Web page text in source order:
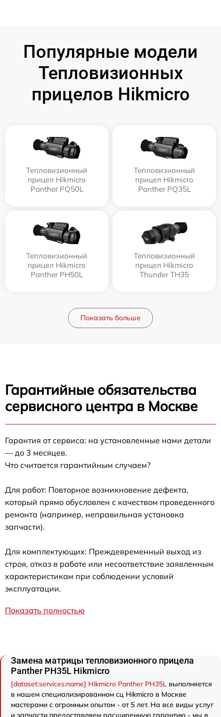
Популярные модели
Тепловизионных
прицелов Hikmicro
Тепловизионный
прицел Hikmicro
Panther PQ50L
Тепловизионный
прицел Hikmicro
Panther PQ35L
Тепловизионный
прицел Hikmicro
Panther PH50L
Тепловизионный
прицел Hikmicro
Thunder TH35
Показать больше
Гарантийные обязательства
сервисного центра в Москве
Гарантия от сервиса: на установленные нами детали
— до 3 месяцев.
Что считается гарантийным случаем?
Для работ: Повторное возникновение дефекта,
который прямо обусловлен с качеством проведенного
ремонта (например, неправильная установка
запчасти).
Для комплектующих: Преждевременный выход из
строя, отказ в работе или несоответствие заявленным
характеристикам при соблюдении условий
эксплуатации.
Показать полностью
Замена матрицы тепловизионного прицела
Panther PH35L Hikmicro
[dataset:services:name] Hikmicro Panther PH35L выполняется
в нашем специализированном сц Hikmicro в Москве
мастерами с огромным опытом - от 5 лет. На все виды услуг
и запчасти предоставляем расширенную гарантию - мы в